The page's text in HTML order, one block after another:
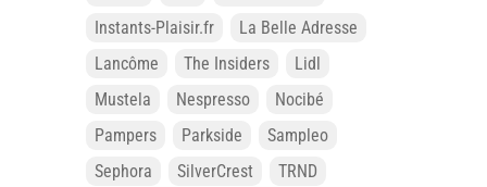
Instants-Plaisir.fr
La Belle Adresse
Lancôme
The Insiders
Lidl
Mustela
Nespresso
Nocibé
Pampers
Parkside
Sampleo
Sephora
SilverCrest TRND